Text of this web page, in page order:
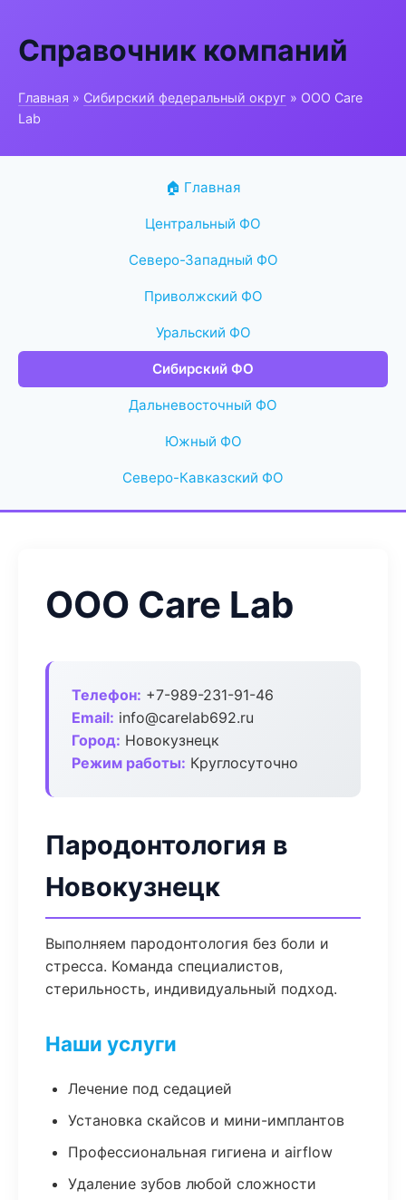
Справочник компаний
Главная » Сибирский федеральный округ » ООО Care
Lab
🏠 Главная
Центральный ФО
Северо-Западный ФО
Приволжский ФО
Уральский ФО
Сибирский ФО
Дальневосточный ФО
Южный ФО
Северо-Кавказский ФО
ООО Care Lab
Телефон: +7-989-231-91-46
Email: info@carelab692.ru
Город: Новокузнецк
Режим работы: Круглосуточно
Пародонтология в
Новокузнецк
Выполняем пародонтология без боли и
стресса. Команда специалистов,
стерильность, индивидуальный подход.
Наши услуги
Лечение под седацией
Установка скайсов и мини-имплантов
Профессиональная гигиена и airflow
Удаление зубов любой сложности